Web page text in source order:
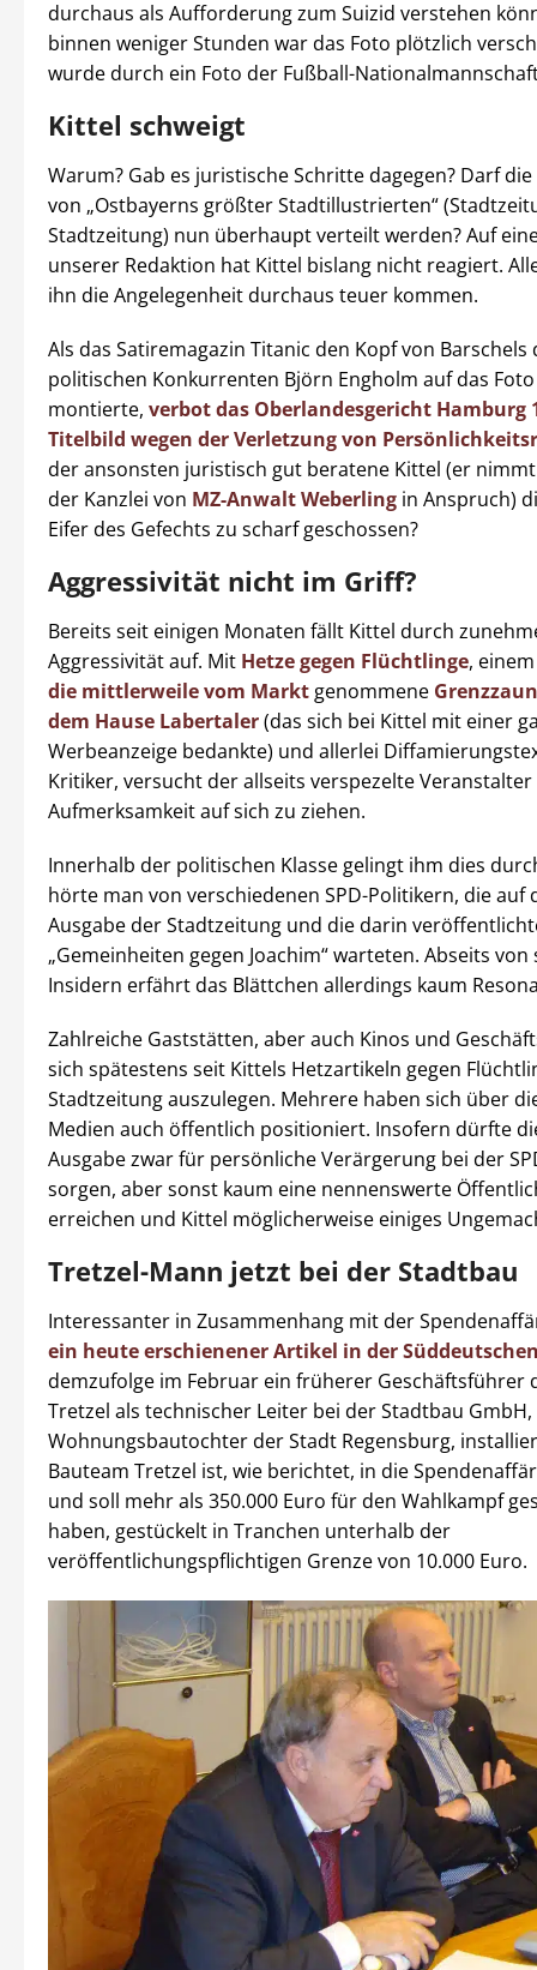
durchaus als Aufforderung zum Suizid verstehen
binnen weniger Stunden war das Foto plötzlich
wurde durch ein Foto der Fußball-
Kittel schweigt
Warum? Gab es juristische Schritte dagegen? Darf
von „Ostbayerns größter Stadtillustrierten“
Stadtzeitung) nun überhaupt verteilt werden? Auf
unserer Redaktion hat Kittel bislang nicht reagiert.
ihn die Angelegenheit durchaus teuer kommen.
Als das Satiremagazin Titanic den Kopf von Barschels
politischen Konkurrenten Björn Engholm auf das
montierte, verbot das Oberlandesgericht Hamburg
Titelbild wegen der Verletzung von
der ansonsten juristisch gut beratene Kittel (er
der Kanzlei von MZ-Anwalt Weberling in Anspruch)
Eifer des Gefechts zu scharf geschossen?
Aggressivität nicht im Griff?
Bereits seit einigen Monaten fällt Kittel durch
Aggressivität auf. Mit Hetze gegen Flüchtlinge,
die mittlerweile vom Markt genommene
dem Hause Labertaler(das sich bei Kittel mit einer
Werbeanzeige bedankte) und allerlei
Kritiker, versucht der allseits verspezelte Veranstalter
Aufmerksamkeit auf sich zu ziehen.
Innerhalb der politischen Klasse gelingt ihm dies
hörte man von verschiedenen SPD-Politikern, die auf
Ausgabe der Stadtzeitung und die darin
„Gemeinheiten gegen Joachim“ warteten. Abseits von
Insidern erfährt das Blättchen allerdings kaum
Zahlreiche Gaststätten, aber auch Kinos und
sich spätestens seit Kittels Hetzartikeln gegen
Stadtzeitung auszulegen. Mehrere haben sich über
Medien auch öffentlich positioniert. Insofern dürfte
Ausgabe zwar für persönliche Verärgerung bei der
sorgen, aber sonst kaum eine nennenswerte
erreichen und Kittel möglicherweise einiges
Tretzel-Mann jetzt bei der Stadtbau
Interessanter in Zusammenhang mit der
ein heute erschienener Artikel in der
demzufolge im Februar ein früherer Geschäftsführer
Tretzel als technischer Leiter bei der Stadtbau
Wohnungsbautochter der Stadt Regensburg,
Bauteam Tretzel ist, wie berichtet, in die
und soll mehr als 350.000 Euro für den Wahlkampf
haben, gestückelt in Tranchen unterhalb der
veröffentlichungspflichtigen Grenze von 10.000 Euro.